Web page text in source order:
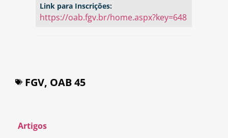
Link para Inscrições:
https://oab.fgv.br/home.aspx?key=648
FGV, OAB 45
Artigos